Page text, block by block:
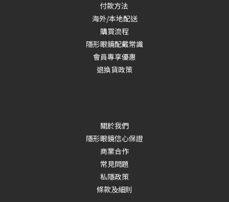
付款方法
海外/本地配送
購買流程
隱形眼鏡配戴常識
會員專享優惠
退換貨政策
關於我們
隱形眼鏡信心保證
商業合作
常見問題
私隱政策
條款及細則